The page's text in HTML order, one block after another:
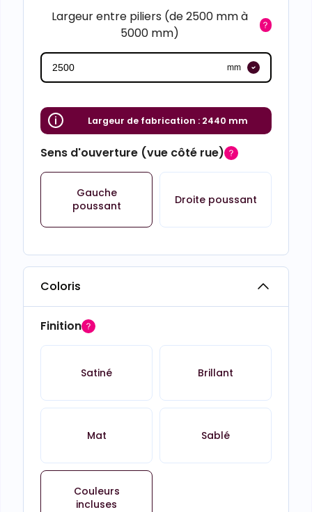
Largeur entre piliers (de 2500 mm à
5000 mm)
mm
Largeur de fabrication : 2440 mm
Sens d'ouverture (vue côté rue)
Gauche
poussant
Droite poussant
Coloris
Finition
Satiné Brillant
Mat Sablé
Couleurs
incluses